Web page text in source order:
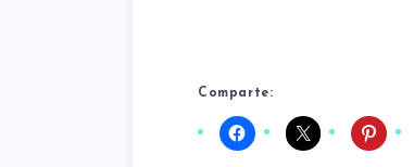
Comparte: